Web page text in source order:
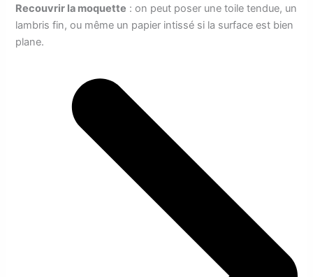
Recouvrir la moquette : on peut poser une toile tendue, un
lambris fin, ou même un papier intissé si la surface est bien
plane.